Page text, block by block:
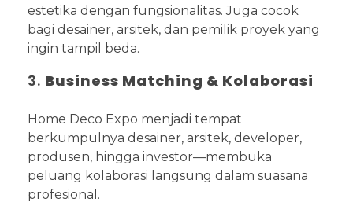
estetika dengan fungsionalitas. Juga cocok
bagi desainer, arsitek, dan pemilik proyek yang
ingin tampil beda.
3. Business Matching & Kolaborasi
Home Deco Expo menjadi tempat
berkumpulnya desainer, arsitek, developer,
produsen, hingga investor—membuka
peluang kolaborasi langsung dalam suasana
profesional.